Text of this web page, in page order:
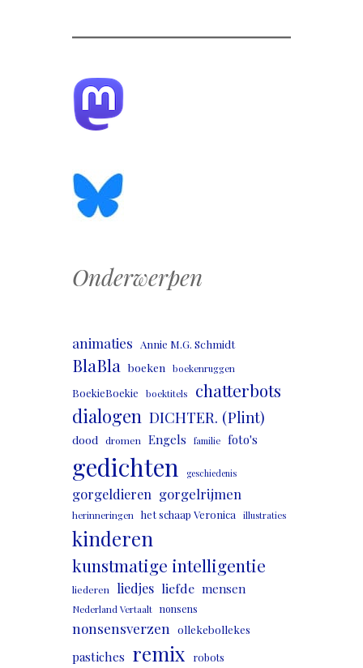
Onderwerpen
animaties Annie M.G. Schmidt
BlaBla boeken boekenruggen
BoekieBoekie boektitels chatterbots
dialogen DICHTER. (Plint)
dood dromen Engels familie foto's
gedichten geschiedenis
gorgeldieren gorgelrijmen
herinneringen het schaap Veronica illustraties
kinderen
kunstmatige intelligentie
liederen liedjes liefde mensen
Nederland Vertaalt nonsens
nonsensverzen ollekebollekes
pastiches remix
robots